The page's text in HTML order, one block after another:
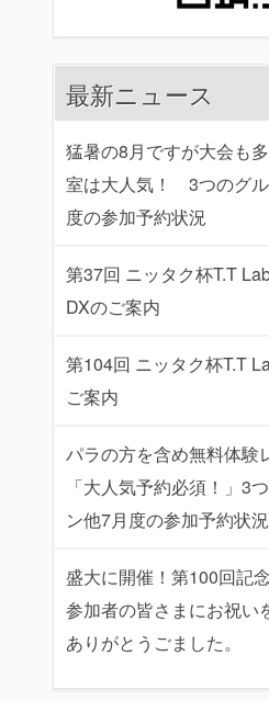
最新ニュース
猛暑の8月ですが大会も
室は大人気！ 3つのグ
度の参加予約状況
第37回 ニッタク杯T.T
DXのご案内
第104回 ニッタク杯T.T
ご案内
パラの方を含め無料体験
「大人気予約必須！」3
ン他7月度の参加予約状況
盛大に開催！第100回記
参加者の皆さまにお祝い
ありがとうごました。